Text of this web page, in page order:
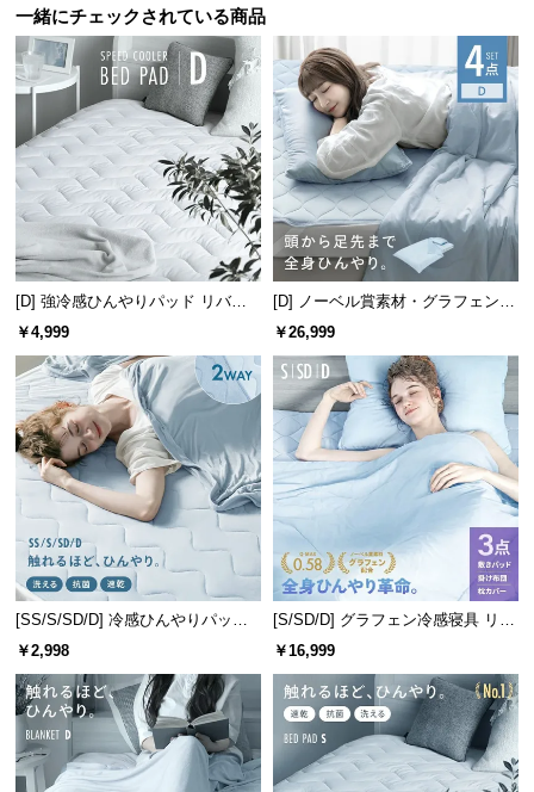
型
商
品
の
配
つ
て
小
型
商
品
の
配
送
つ
い
て
開
梱
設
置
サ
ー
一緒にチェックされている商品
[D] 強冷感ひんやりパッド リバー
シブル プレミアム 速乾 抗菌 洗え
￥4,999
[D] ノーベル賞素材・グラフェン冷
感寝具 リバーシブル 4点セット 速
￥26,999
[SS/S/SD/D] 冷感ひんやりパッド
リバーシブル 速乾 抗菌 洗える
￥2,998
[S/SD/D] グラフェン冷感寝具 リバ
ーシブル 3点セット 速乾 抗菌 洗え
￥16,999